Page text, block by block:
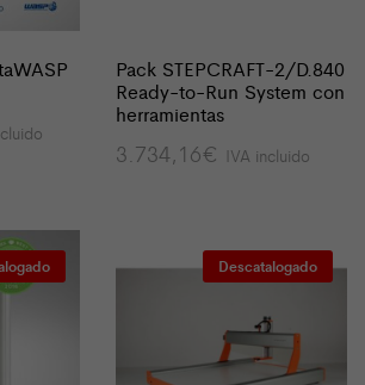
Pack STEPCRAFT-2/D.840
Ready-to-Run System con
herramientas
3.734,16€ IVA incluido
Descatalogado